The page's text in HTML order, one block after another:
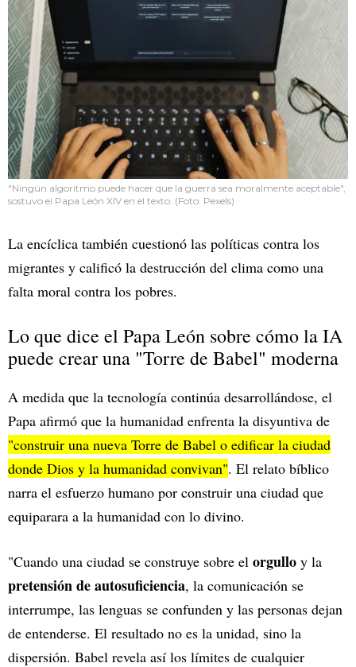
"Ningún algoritmo puede hacer que la guerra sea moralmente aceptable",
sostuvo el Papa León XIV en el texto. (Foto: Pexels)
La encíclica también cuestionó las políticas contra los
migrantes y calificó la destrucción del clima como una
falta moral contra los pobres.
Lo que dice el Papa León sobre cómo la IA
puede crear una "Torre de Babel" moderna
A medida que la tecnología continúa desarrollándose, el
Papa afirmó que la humanidad enfrenta la disyuntiva de
"construir una nueva Torre de Babel o edificar la ciudad
donde Dios y la humanidad convivan". El relato bíblico
narra el esfuerzo humano por construir una ciudad que
equiparara a la humanidad con lo divino.
"Cuando una ciudad se construye sobre el orgullo y la
pretensión de autosuficiencia, la comunicación se
interrumpe, las lenguas se confunden y las personas dejan
de entenderse. El resultado no es la unidad, sino la
dispersión. Babel revela así los límites de cualquier